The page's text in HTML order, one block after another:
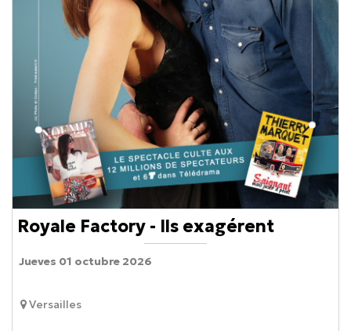
Royale Factory - Ils exagérent
Versailles
Jueves 01 octubre 2026